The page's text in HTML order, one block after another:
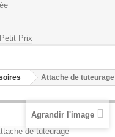
Prix
Attache de tuteurage
Agrandir l'image